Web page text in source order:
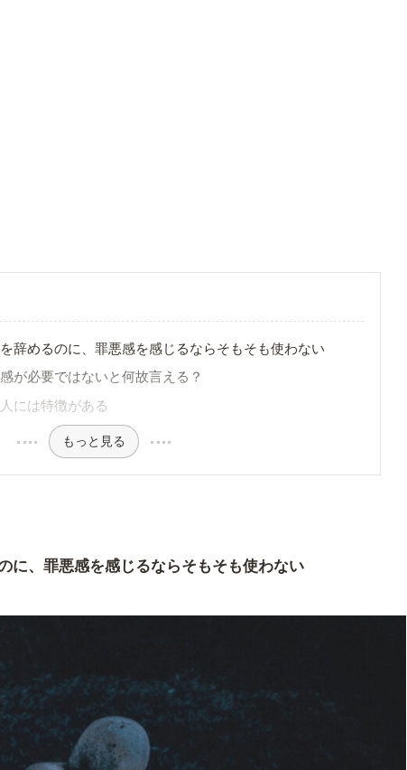
辞めるのに、罪悪感を感じるならそもそも使わない
が必要ではないと何故言える？
には特徴がある
もっと見る
に、罪悪感を感じるならそもそも使わない